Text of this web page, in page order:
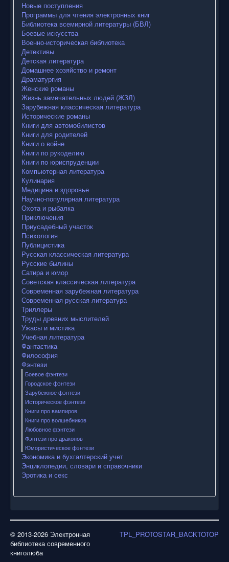
Новые поступления
Программы для чтения электронных книг
Библиотека всемирной литературы (БВЛ)
Боевые искусства
Военно-историческая библиотека
Детективы
Детская литература
Домашнее хозяйство и ремонт
Драматургия
Женские романы
Жизнь замечательных людей (ЖЗЛ)
Зарубежная классическая литература
Исторические романы
Книги для автомобилистов
Книги для родителей
Книги о войне
Книги по рукоделию
Книги по юриспруденции
Компьютерная литература
Кулинария
Медицина и здоровье
Научно-популярная литература
Охота и рыбалка
Приключения
Приусадебный участок
Психология
Публицистика
Русская классическая литература
Русские былины
Сатира и юмор
Советская классическая литература
Современная зарубежная литература
Современная русская литература
Триллеры
Труды древних мыслителей
Ужасы и мистика
Учебная литература
Фантастика
Философия
Фэнтези
Боевое фэнтези
Городское фэнтези
Зарубежное фэнтези
Историческое фэнтези
Книги про вампиров
Книги про волшебников
Любовное фэнтези
Фэнтези про драконов
Юмористическое фэнтези
Экономика и бухгалтерский учет
Энциклопедии, словари и справочники
Эротика и секс
TPL_PROTOSTAR_BACKTOTOP
© 2013-2026 Электронная
библиотека современного
книголюба